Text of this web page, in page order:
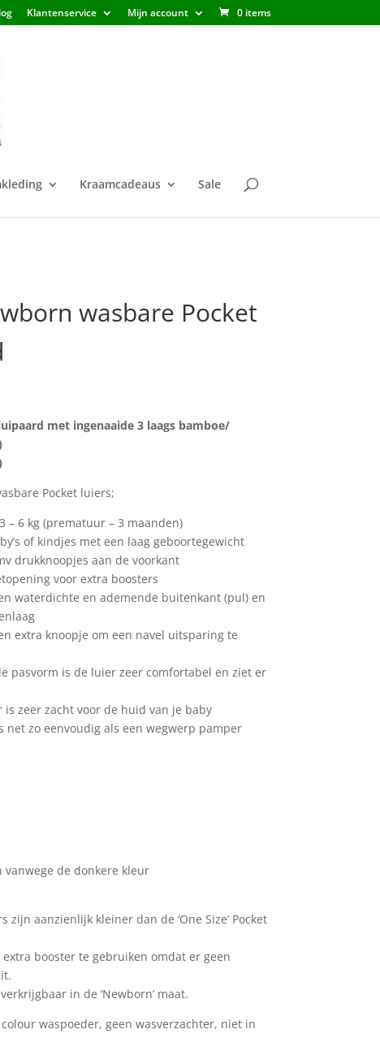
Klantenservice Mijn account 0 items
Kraamcadeaus Sale
wasbare Pocket
met ingenaaide 3 laags bamboe/
Pocket luiers;
– 6 kg (prematuur – 3 maanden)
of kindjes met een laag geboortegewicht
drukknoopjes aan de voorkant
voor extra boosters
waterdichte en ademende buitenkant (pul) en
extra knoopje om een navel uitsparing te
pasvorm is de luier zeer comfortabel en ziet er
zeer zacht voor de huid van je baby
net zo eenvoudig als een wegwerp pamper
vanwege de donkere kleur
zijn aanzienlijk kleiner dan de ‘One Size’ Pocket
booster te gebruiken omdat er geen
in de ‘Newborn’ maat.
waspoeder, geen wasverzachter, niet in